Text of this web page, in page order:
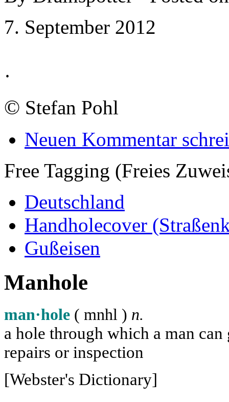
7. September 2012
·
© Stefan Pohl
Neuen Kommentar
Free Tagging (Freies
Deutschland
Handholecover
Gußeisen
Manhole
man·hole ( mnhl ) n.
a hole through which a man
repairs or inspection
[Webster's Dictionary]